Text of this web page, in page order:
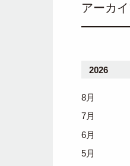
アーカ
2026
8月
7月
6月
5月